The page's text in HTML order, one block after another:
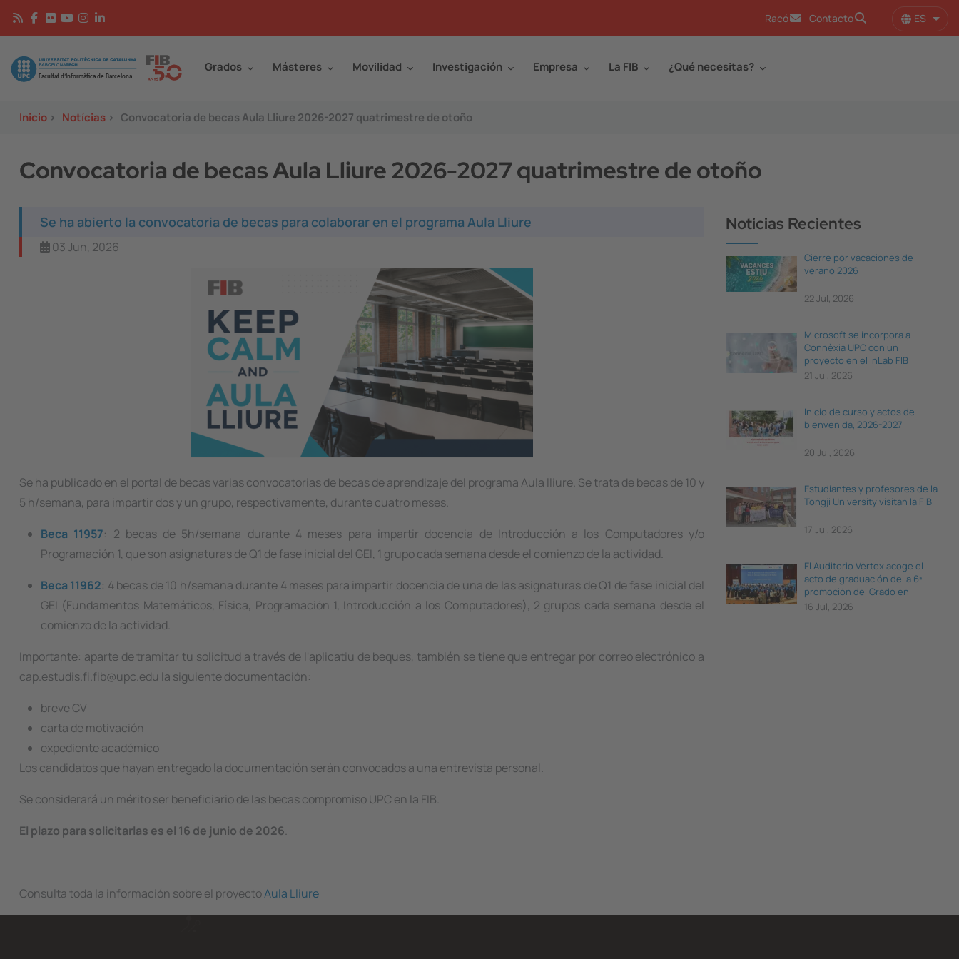
Pasar al contenido principal
Racó Contacto ES
Image Grados Másteres Movilidad Investigación Empresa La FIB ¿Qué necesitas?
Inicio > Notícias > Convocatoria de becas Aula Lliure 2026-2027 quatrimestre de otoño
Convocatoria de becas Aula Lliure 2026-2027 quatrimestre de otoño
Se ha abierto la convocatoria de becas para colaborar en el programa Aula Lliure
03 Jun, 2026
Se ha publicado en el portal de becas varias convocatorias de becas de aprendizaje del programa Aula lliure. Se trata de becas de 10 y
5 h/semana, para impartir dos y un grupo, respectivamente, durante cuatro meses.
Beca 11957: 2 becas de 5h/semana durante 4 meses para impartir docencia de Introducción a los Computadores y/o
Programación 1, que son asignaturas de Q1 de fase inicial del GEI, 1 grupo cada semana desde el comienzo de la actividad.
Beca 11962: 4 becas de 10 h/semana durante 4 meses para impartir docencia de una de las asignaturas de Q1 de fase inicial del
GEI (Fundamentos Matemáticos, Física, Programación 1, Introducción a los Computadores), 2 grupos cada semana desde el
comienzo de la actividad.
Importante: aparte de tramitar tu solicitud a través de l'aplicatiu de beques, también se tiene que entregar por correo electrónico a
cap.estudis.fi.fib@upc.edu la siguiente documentación:
breve CV
carta de motivación
expediente académico
Los candidatos que hayan entregado la documentación serán convocados a una entrevista personal.
Se considerará un mérito ser beneficiario de las becas compromiso UPC en la FIB.
El plazo para solicitarlas es el 16 de junio de 2026.
Consulta toda la información sobre el proyectoAula Lliure
Noticias Recientes
Cierre por vacaciones de
verano 2026
22 Jul, 2026
Microsoft se incorpora a
Connèxia UPC con un
proyecto en el inLab FIB
21 Jul, 2026
Inicio de curso y actos de
bienvenida, 2026-2027
20 Jul, 2026
Estudiantes y profesores de la
Tongji University visitan la FIB
17 Jul, 2026
El Auditorio Vèrtex acoge el
acto de graduación de la 6ª
promoción del Grado en
Ciencia e Ingeniería de Datos
16 Jul, 2026